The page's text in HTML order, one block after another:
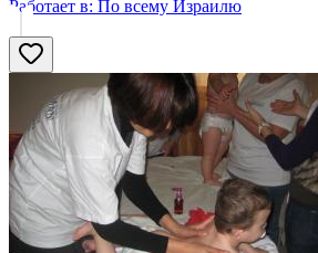
Работает в: По всему Израилю